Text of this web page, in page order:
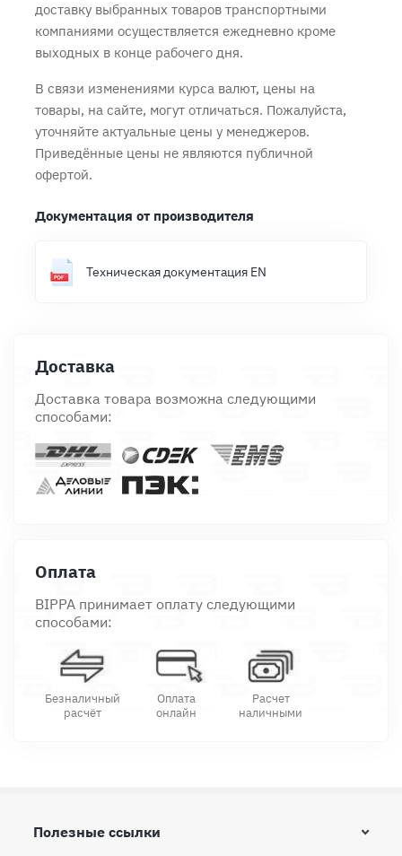
доставку выбранных товаров транспортными
компаниями осуществляется ежедневно кроме
выходных в конце рабочего дня.
В связи изменениями курса валют, цены на
товары, на сайте, могут отличаться. Пожалуйста,
уточняйте актуальные цены у менеджеров.
Приведённые цены не являются публичной
офертой.
Документация от производителя
Техническая документация EN
Доставка
Доставка товара возможна следующими
способами:
Оплата
BIPPA принимает оплату следующими
способами:
Безналичный
расчёт
Оплата
онлайн
Расчет
наличными
Полезные ссылки